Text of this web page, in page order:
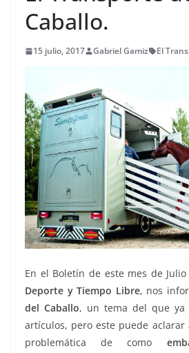
Caballo.
15 julio, 2017 Gabriel Gamiz El
En el Boletín de este mes de
Deporte y Tiempo Libre, nos
del Caballo, un tema del que ya
artículos, pero este puede aclarar
problemática de como